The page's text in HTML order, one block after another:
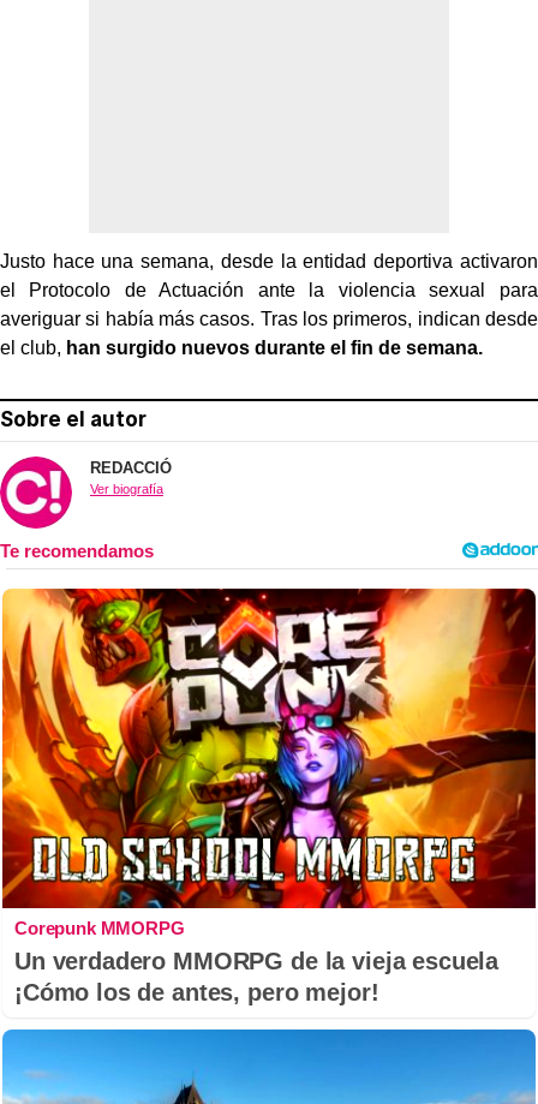
Justo hace una semana, desde la entidad deportiva activaron
el Protocolo de Actuación ante la violencia sexual para
averiguar si había más casos. Tras los primeros, indican desde
el club, han surgido nuevos durante el fin de semana.
Sobre el autor
REDACCIÓ
Ver biografía
Corepunk MMORPG
Un verdadero MMORPG de la vieja escuela
¡Cómo los de antes, pero mejor!